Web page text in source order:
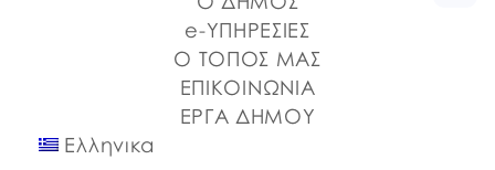
e-ΥΠΗΡΕΣΙΕΣ
Ο ΤΟΠΟΣ ΜΑΣ
ΕΠΙΚΟΙΝΩΝΙΑ
ΕΡΓΑ ΔΗΜΟΥ
Ελληνικα